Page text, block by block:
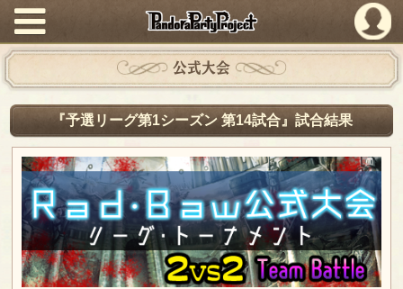
PandoraPartyProject
公式大会
『予選リーグ第1シーズン 第14試合』試合結果